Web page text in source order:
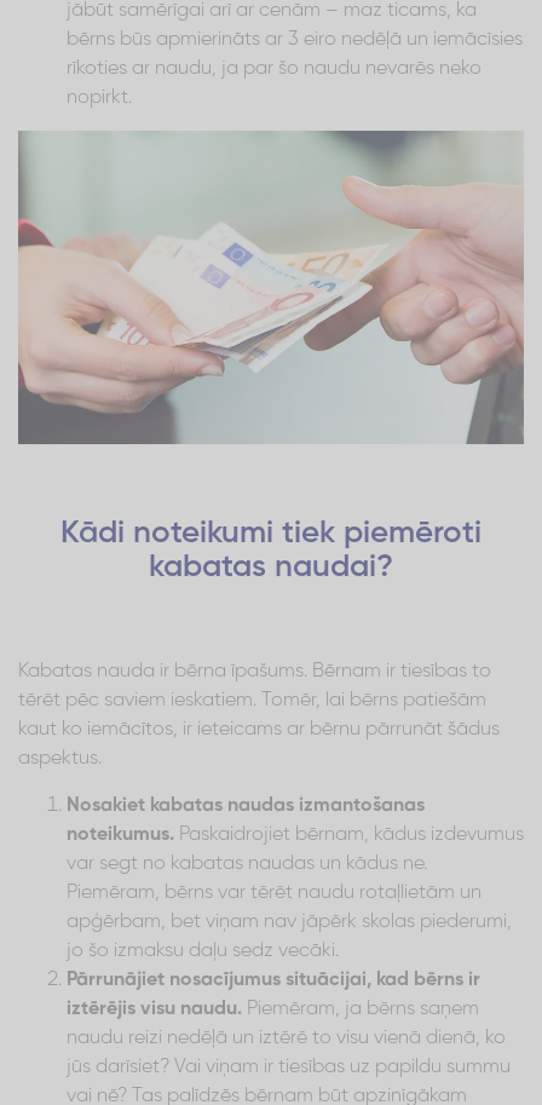
jābūt samērīgai arī ar cenām – maz ticams, ka
bērns būs apmierināts ar 3 eiro nedēļā un iemācīsies
rīkoties ar naudu, ja par šo naudu nevarēs neko
nopirkt.
Kādi noteikumi tiek piemēroti
kabatas naudai?
Kabatas nauda ir bērna īpašums. Bērnam ir tiesības to
tērēt pēc saviem ieskatiem. Tomēr, lai bērns patiešām
kaut ko iemācītos, ir ieteicams ar bērnu pārrunāt šādus
aspektus.
Nosakiet kabatas naudas izmantošanas
noteikumus. Paskaidrojiet bērnam, kādus izdevumus
var segt no kabatas naudas un kādus ne.
Piemēram, bērns var tērēt naudu rotaļlietām un
apģērbam, bet viņam nav jāpērk skolas piederumi,
jo šo izmaksu daļu sedz vecāki.
Pārrunājiet nosacījumus situācijai, kad bērns ir
iztērējis visu naudu. Piemēram, ja bērns saņem
naudu reizi nedēļā un iztērē to visu vienā dienā, ko
jūs darīsiet? Vai viņam ir tiesības uz papildu summu
vai nē? Tas palīdzēs bērnam būt apzinīgākam